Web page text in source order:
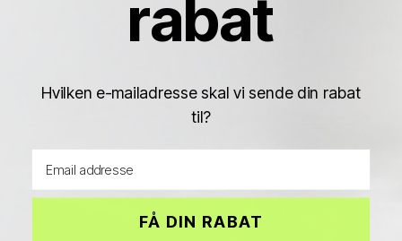
Air Jordan 1 Air Jordan 2 Air Jordan 3
rabat
Hvilken e-mailadresse skal vi sende din rabat
til?
FÅ DIN RABAT